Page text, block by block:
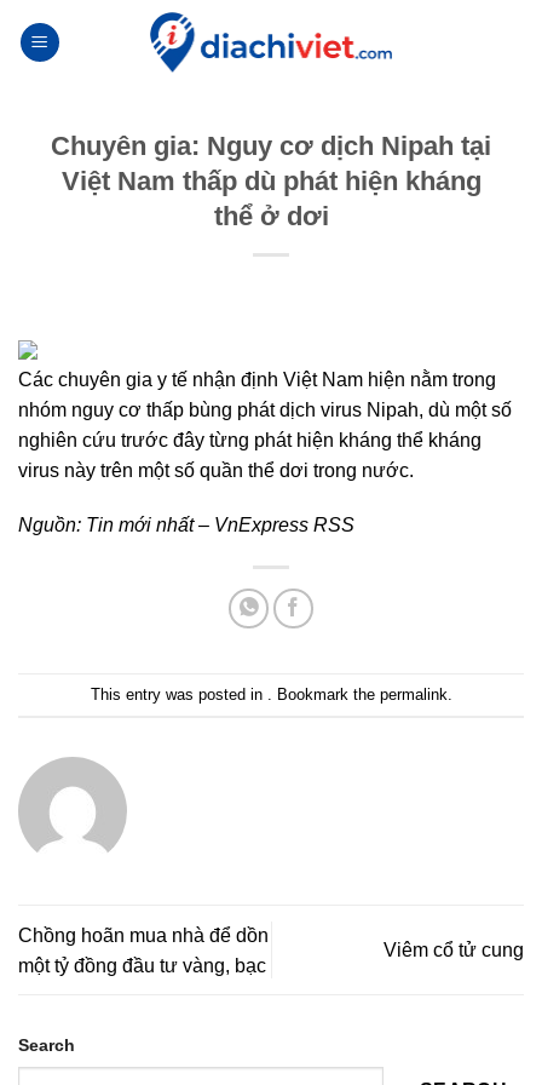
Chuyên gia: Nguy cơ dịch Nipah tại
Việt Nam thấp dù phát hiện kháng
thể ở dơi
Các chuyên gia y tế nhận định Việt Nam hiện nằm trong
nhóm nguy cơ thấp bùng phát dịch virus Nipah, dù một số
nghiên cứu trước đây từng phát hiện kháng thể kháng
virus này trên một số quần thể dơi trong nước.
Nguồn: Tin mới nhất – VnExpress RSS
This entry was posted in . Bookmark the permalink
Chồng hoãn mua nhà để dồn
một tỷ đồng đầu tư vàng, bạc
Viêm cổ tử cung
Search